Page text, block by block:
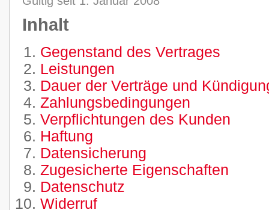
Inhalt
Gegenstand des Vertrages
Leistungen
Dauer der Verträge und
Zahlungsbedingungen
Verpflichtungen des Kunden
Haftung
Datensicherung
Zugesicherte Eigenschaften
Datenschutz
Widerruf